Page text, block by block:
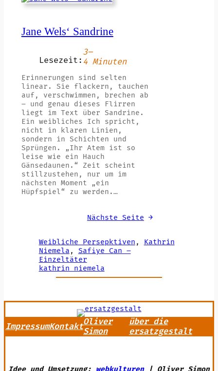
Jane Wels‘ Sandrine
Lesezeit:
3–
4 Minuten
Erinnerungen sind selten
linear. Sie flackern, tauchen
auf, verschwimmen, brechen ab
– und genau dieses Flirren
liegt im Text über Sandrine.
Ein weibliches Ich spricht,
nicht in klaren Linien,
sondern in Schichten und
Sprüngen. „Ihr Atem ist so
leise wie ein Hauch
Gänsedaunen.“ Zeit scheint
stillzustehen, nur um im
nächsten Moment „ein
Hüpfspiel“ zu werden.…
Nächste Seite →
Weibliche Persepktiven , Kathrin
Niemela , Safiye Can –
Einzeltäter
kathrin niemela
ImpressumKontaktOliver
Simon
über die
ersatzgestalt
Idee und Umsetzung: webkulturen| Oliver Simon